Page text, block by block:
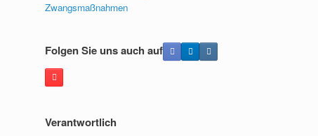
Zwangsmaßnahmen
Folgen Sie uns auch auf
Verantwortlich